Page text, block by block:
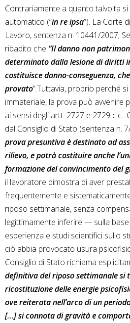
Contrariamente a quanto talvolta
automatico (“in re ipsa”). La Corte
Lavoro, sentenza n. 10441/2007;
ribadito che “Il danno non
determinato dalla lesione di diritti
costituisce danno-conseguenza,
provato”.Tuttavia, proprio perché
immateriale, la prova può avvenire
ai sensi degli artt. 2727 e 2729 c.c..
dal Consiglio di Stato (sentenza n.
prova presuntiva è destinato ad
rilievo, e potrà costituire anche
formazione del convincimento del
il lavoratore dimostra di aver
frequentemente e
riposo settimanale, senza
legittimamente inferire — sulla
esperienza e studi scientifici sullo
ciò abbia provocato usura
Consiglio di Stato richiama
definitiva del riposo settimanale si
ricostituzione delle energie
ove reiterata nell’arco di un
[…] si connota di gravità e